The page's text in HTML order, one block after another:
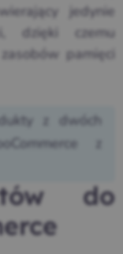
jedynie
dzięki czemu
pamięci
z dwóch
z
do